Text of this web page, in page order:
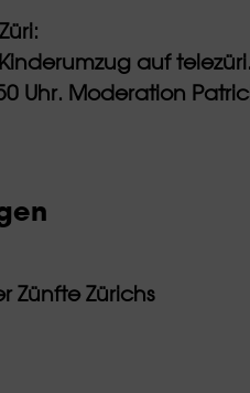
auf
Uhr. Moderation
Zünfte Zürichs